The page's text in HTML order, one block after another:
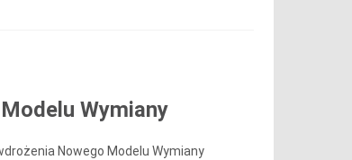
Wymiany
Nowego Modelu Wymiany